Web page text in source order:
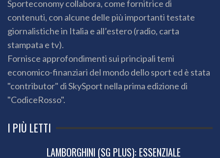
Sporteconomy collabora, come fornitrice di
contenuti, con alcune delle più importanti testate
giornalistiche in Italia e all’estero (radio, carta
stampata e tv).
Fornisce approfondimenti sui principali temi
economico-finanziari del mondo dello sport ed è stata
"contributor" di SkySport nella prima edizione di
"CodiceRosso".
I PIÙ LETTI
LAMBORGHINI (SG PLUS): ESSENZIALE